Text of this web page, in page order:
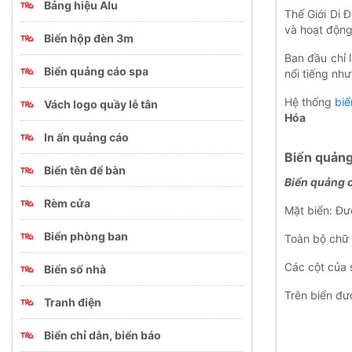
Bảng hiệu Alu
Biển hộp đèn 3m
Biển quảng cáo spa
Vách logo quầy lễ tân
In ấn quảng cáo
Biển tên để bàn
Rèm cửa
Biển phòng ban
Biển số nhà
Tranh điện
Biển chỉ dẫn, biển báo
Thế Giới Di
và hoạt
Ban đầu chỉ
nổi tiếng
Hệ thống
Hóa
Biển
Biển quảng
Mặt biển:
Toàn bộ
Các cột của
Trên biển